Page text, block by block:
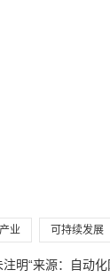
业 可持续发展
注明“来源：自动